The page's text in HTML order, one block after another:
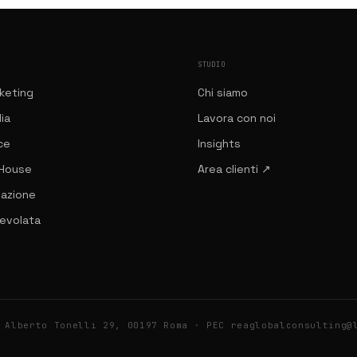
STUDIO
Chi siamo
Lavora con noi
Insights
Area clienti ↗
Alberto Tonelli 29, 00197 Roma · PEC